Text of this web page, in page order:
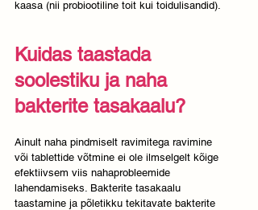
kaasa (nii probiootiline toit kui toidulisandid).
Kuidas taastada
soolestiku ja naha
bakterite tasakaalu?
Ainult naha pindmiselt ravimitega ravimine
või tablettide võtmine ei ole ilmselgelt kõige
efektiivsem viis nahaprobleemide
lahendamiseks. Bakterite tasakaalu
taastamine ja põletikku tekitavate bakterite